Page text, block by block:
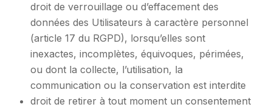
droit de verrouillage ou d’effacement des
données des Utilisateurs à caractère personnel
(article 17 du RGPD), lorsqu’elles sont
inexactes, incomplètes, équivoques, périmées,
ou dont la collecte, l’utilisation, la
communication ou la conservation est interdite
droit de retirer à tout moment un consentement